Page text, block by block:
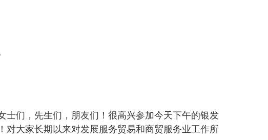
们，先生们，朋友们！很高兴参加今天下午的银发
大家长期以来对发展服务贸易和商贸服务业工作所